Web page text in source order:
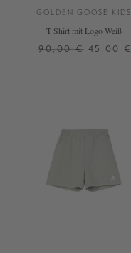
GOLDEN GOOSE KIDS
T Shirt mit Logo Weiß
90,00 € 45,00 €